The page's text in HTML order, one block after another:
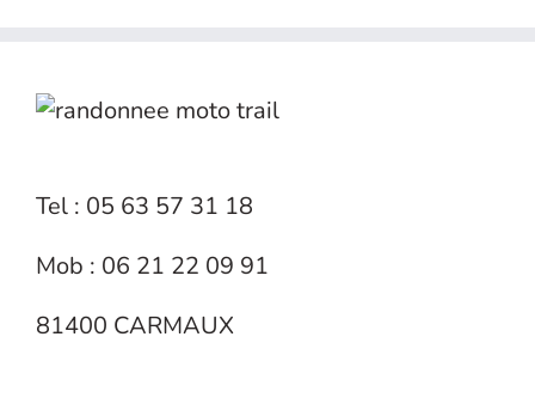
Tel : 05 63 57 31 18
Mob : 06 21 22 09 91
81400 CARMAUX